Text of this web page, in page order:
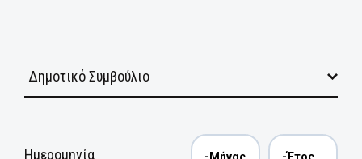
Ημερομηνία